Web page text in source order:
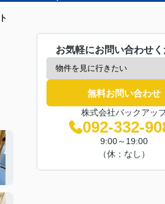
お気軽にお問い合わせ
無料お問い合わせ
株式会社バックアッ
092-332-
9:00～19:00
（休：なし）